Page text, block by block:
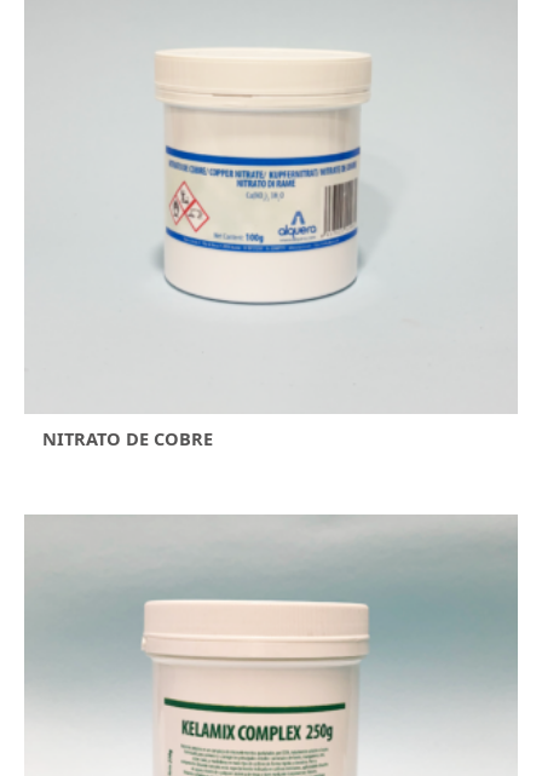
NITRATO DE COBRE